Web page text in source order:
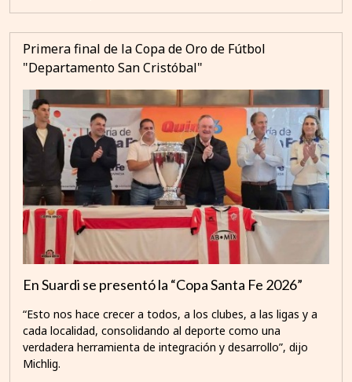
Primera final de la Copa de Oro de Fútbol
"Departamento San Cristóbal"
En Suardi se presentó la “Copa Santa Fe 2026”
“Esto nos hace crecer a todos, a los clubes, a las ligas y a
cada localidad, consolidando al deporte como una
verdadera herramienta de integración y desarrollo”, dijo
Michlig.